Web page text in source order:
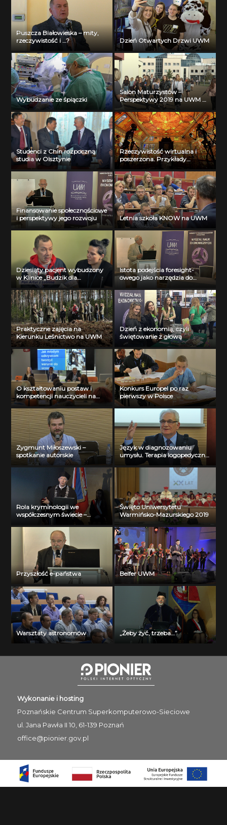
Puszcza Białowieska – mity,
rzeczywistość i …?
Dzień Otwartych Drzwi UWM
Wybudzanie ze śpiączki
Salon Maturzystów –
Perspektywy 2019 na UWM w
Olsztynie
Studenci z Chin rozpoczną
studia w Olsztynie
Rzeczywistość wirtualna i
poszerzona. Przykłady
zastosowań w medycynie.
Finansowanie społecznościowe
i perspektywy jego rozwoju
Letnia szkoła KNOW na UWM
Dziesiąty pacjent wybudzony
w Klinice „Budzik dla
dorosłych”
Istota podejścia foresight-
owego jako narzędzia do
przewidywania przyszłości
Praktyczne zajęcia na
Kierunku Leśnictwo na UWM
Dzień z ekonomią, czyli
świętowanie z głową
O kształtowaniu postaw i
kompetencji nauczycieli na
UWM
Konkurs Europel po raz
pierwszy w Polsce
Zygmunt Miłoszewski –
spotkanie autorskie
Język w diagnozowaniu
umysłu. Terapia logopedyczna
a poznawcza i interakcyjna
Rola kryminologii we
współczesnym świecie –
wybrane kierunki badań
kryminologicznych
Święto Uniwersytetu
Warmińsko-Mazurskiego 2019
Przyszłość e-państwa Belfer UWM
Warsztaty astronomów „Żeby żyć, trzeba…”
Wykonanie i hosting
Poznańskie Centrum Superkomputerowo-Sieciowe
ul. Jana Pawła II 10, 61-139 Poznań
office@pionier.gov.pl